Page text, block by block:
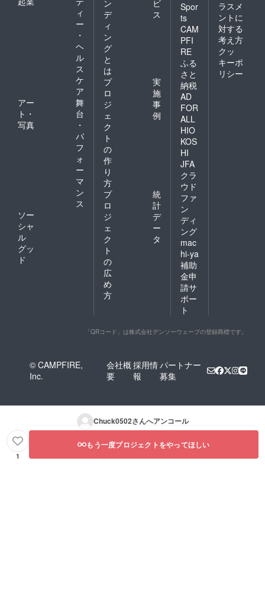
ィ
ー
・
ヘ
ル
ス
ケ
ア
アー
ト・
写真
舞
台
・
パ
フ
ォ
ー
マ
ン
ス
ソー
シャ
ル
グッ
ド
ン
デ
ィ
ン
グ
と
は
ビ
ス
プ
ロ
ジ
ェ
ク
ト
の
作
り
方
実
施
事
例
プ
ロ
ジ
ェ
ク
ト
の
広
め
方
統
計
デ
ー
タ
Spor
ts
CAM
PFI
RE
ふる
さと
納税
AD
FOR
ALL
HIO
KOS
HI
JFA
クラ
ウド
ファ
ン
ディ
ング
mac
hi-ya
補助
金申
請サ
ポー
ト
ラスメ
ントに
対する
考え方
クッ
キーポ
リシー
「QRコード」は株式会社デンソーウェーブの登録商標です。
© CAMPFIRE,
Inc.
会社概
要
採用情
報
パートナー
募集
Chuck0502さんへアンコール
1
もう一度プロジェクトをやってほしい